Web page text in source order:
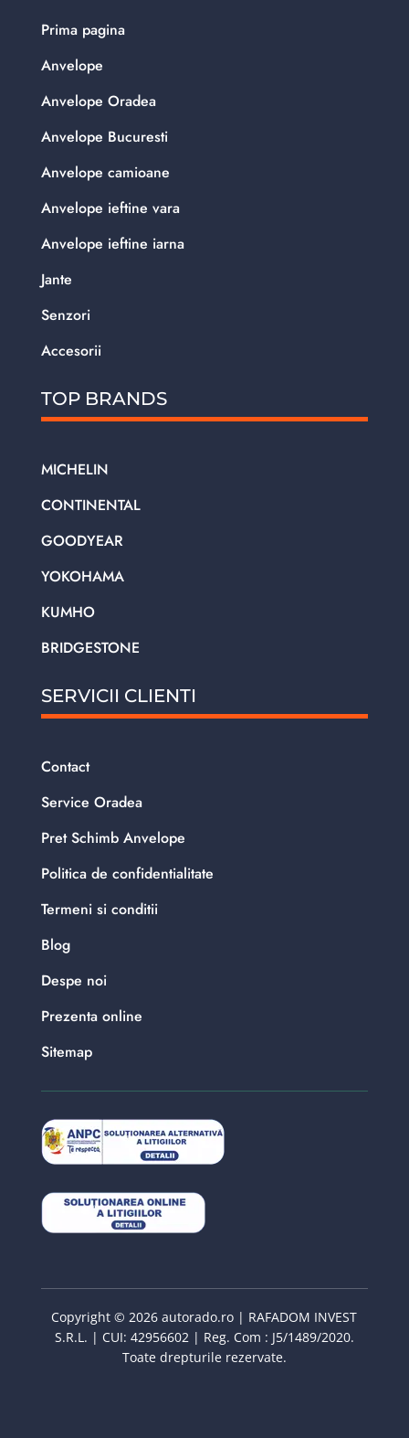
Prima pagina
Anvelope
Anvelope Oradea
Anvelope Bucuresti
Anvelope camioane
Anvelope ieftine vara
Anvelope ieftine iarna
Jante
Senzori
Accesorii
TOP BRANDS
MICHELIN
CONTINENTAL
GOODYEAR
YOKOHAMA
KUMHO
BRIDGESTONE
SERVICII CLIENTI
Contact
Service Oradea
Pret Schimb Anvelope
Politica de confidentialitate
Termeni si conditii
Blog
Despe noi
Prezenta online
Sitemap
Copyright © 2026 autorado.ro | RAFADOM INVEST
S.R.L. | CUI: 42956602 | Reg. Com : J5/1489/2020.
Toate drepturile rezervate.